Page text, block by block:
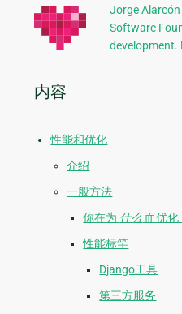
信
息
Jorge
Software
development.
内容
性能和优化
介绍
一般方法
你在为 什么 而优化
性能标竿
Django工具
第三方服务